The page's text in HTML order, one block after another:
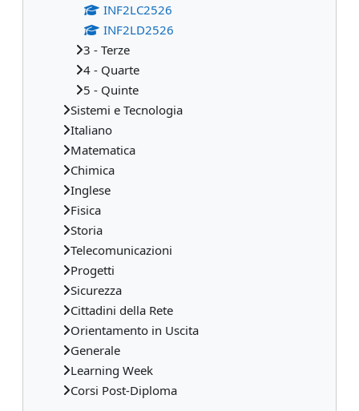
INF2LC2526
INF2LD2526
3 - Terze
4 - Quarte
5 - Quinte
Sistemi e Tecnologia
Italiano
Matematica
Chimica
Inglese
Fisica
Storia
Telecomunicazioni
Progetti
Sicurezza
Cittadini della Rete
Orientamento in Uscita
Generale
Learning Week
Corsi Post-Diploma